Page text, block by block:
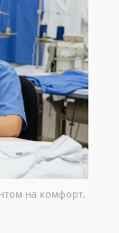
на комфорт,